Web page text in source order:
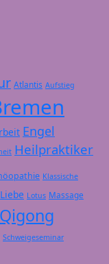
Atlantis Aufstieg
Engel
Heilpraktiker
Klassische
Liebe Lotus Massage
Qigong
Schweigeseminar